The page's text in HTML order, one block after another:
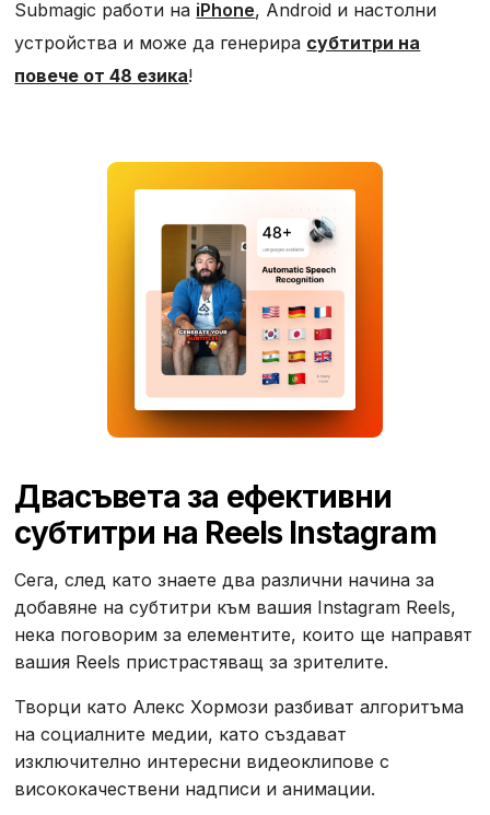
Submagic работи на iPhone, Android и настолни
устройства и може да генерира субтитри на
повече от 48 езика!
‍Двасъвета за ефективни
субтитри на Reels Instagram
Сега, след като знаете два различни начина за
добавяне на субтитри към вашия Instagram Reels,
нека поговорим за елементите, които ще направят
вашия Reels пристрастяващ за зрителите.
Творци като Алекс Хормози разбиват алгоритъма
на социалните медии, като създават
изключително интересни видеоклипове с
висококачествени надписи и анимации.